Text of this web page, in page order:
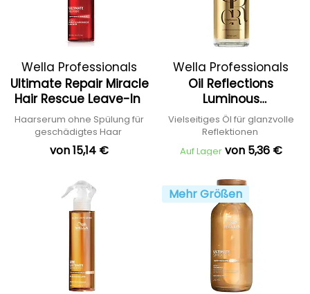
Wella Professionals
Ultimate Repair Miracle
Hair Rescue Leave-In
Haarserum ohne Spülung für
geschädigtes Haar
von 15,14 €
Wella Professionals
Oil Reflections
Luminous
Smoothening Oil
Vielseitiges Öl für glanzvolle
Reflektionen
Auf Lager von 5,36 €
Mehr Größen